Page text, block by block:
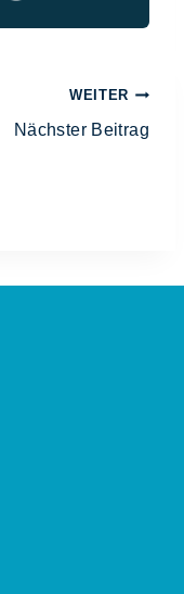
WEITER
Nächster Beitrag